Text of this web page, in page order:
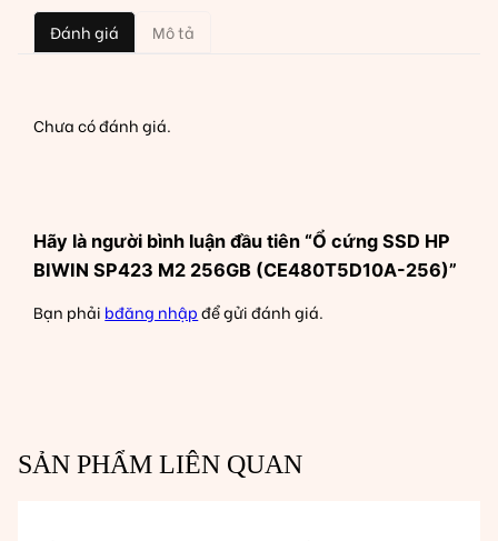
M2
256GB
số
Đánh giá Mô tả
Chưa có đánh giá.
Hãy là người bình luận đầu tiên “Ổ cứng SSD HP
BIWIN SP423 M2 256GB (CE480T5D10A-256)”
Bạn phải bđăng nhậpđể gửi đánh giá.
SẢN PHẨM LIÊN QUAN